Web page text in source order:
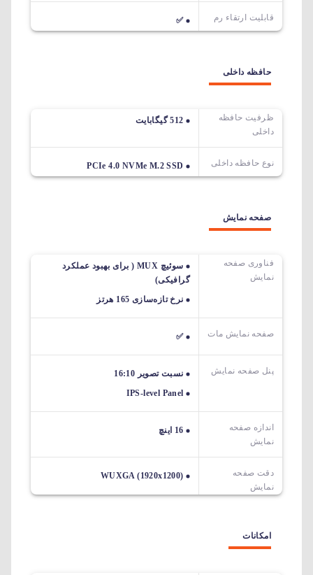
قابلیت ارتقاء رم ✅
حافظه داخلی
ظرفیت حافظه
داخلی
512 گیگابایت
نوع حافظه داخلی PCIe 4.0 NVMe M.2 SSD
صفحه نمایش
فناوری صفحه
نمایش
سوئیچ MUX ( برای بهبود عملکرد
گرافیکی)
نرخ تازه‌سازی 165 هرتز
صفحه نمایش مات ✅
پنل صفحه نمایش
نسبت تصویر 16:10
IPS-level Panel
اندازه صفحه
نمایش
16 اینچ
دقت صفحه
نمایش
WUXGA (1920x1200)
امکانات